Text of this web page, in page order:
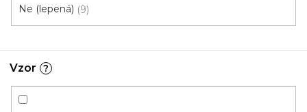
Ne (lepená) 9
Vzor ?